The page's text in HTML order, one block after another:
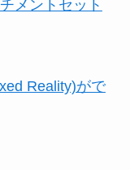
メントセット
Reality)がで